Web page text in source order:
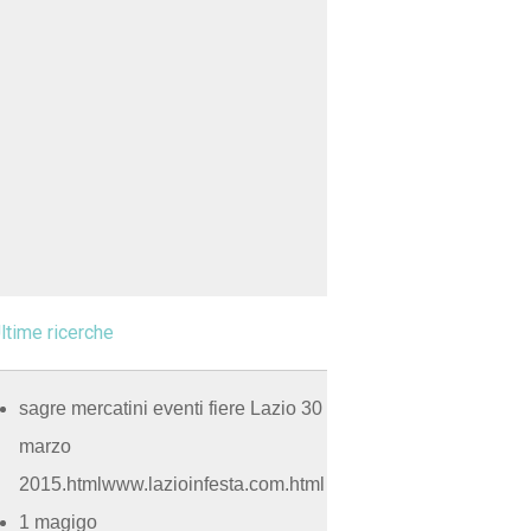
ricerche
sagre mercatini eventi fiere Lazio 30
marzo
2015.htmlwww.lazioinfesta.com.html
1 magigo